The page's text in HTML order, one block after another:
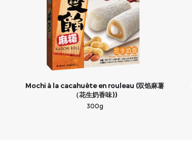
Mochi à la cacahuète en rouleau (双馅麻薯
（花生奶香味))
300g